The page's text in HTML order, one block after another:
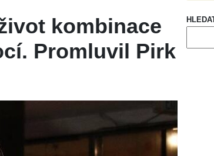
kombinace
Promluvil Pirk